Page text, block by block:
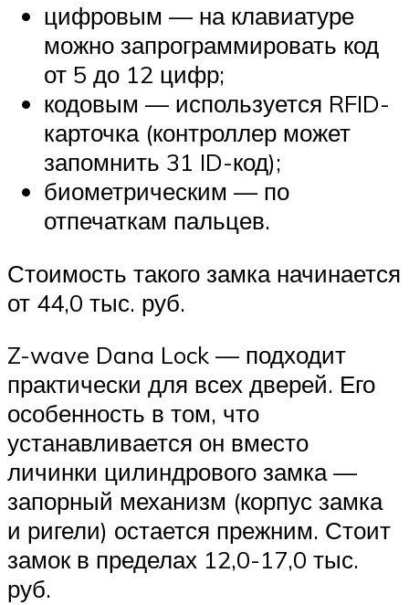
цифровым — на клавиатуре
можно запрограммировать код
от 5 до 12 цифр;
кодовым — используется RFID-
карточка (контроллер может
запомнить 31 ID-код);
биометрическим — по
отпечаткам пальцев.
Стоимость такого замка начинается
от 44,0 тыс. руб.
Z-wave Dana Lock — подходит
практически для всех дверей. Его
особенность в том, что
устанавливается он вместо
личинки цилиндрового замка —
запорный механизм (корпус замка
и ригели) остается прежним. Стоит
замок в пределах 12,0-17,0 тыс.
руб.